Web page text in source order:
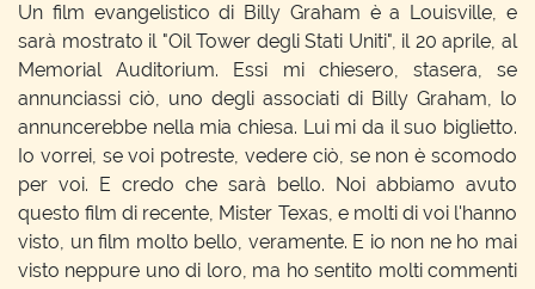
Un film evangelistico di Billy Graham è a Louisville, e
sarà mostrato il "Oil Tower degli Stati Uniti", il 20 aprile, al
Memorial Auditorium. Essi mi chiesero, stasera, se
annunciassi ciò, uno degli associati di Billy Graham, lo
annuncerebbe nella mia chiesa. Lui mi da il suo biglietto.
Io vorrei, se voi potreste, vedere ciò, se non è scomodo
per voi. E credo che sarà bello. Noi abbiamo avuto
questo film di recente, Mister Texas, e molti di voi l'hanno
visto, un film molto bello, veramente. E io non ne ho mai
visto neppure uno di loro, ma ho sentito molti commenti